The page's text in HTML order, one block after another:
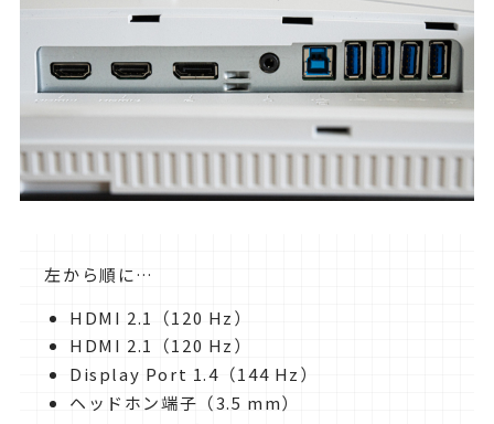
左から順に…
HDMI 2.1（120 Hz）
HDMI 2.1（120 Hz）
Display Port 1.4（144 Hz）
ヘッドホン端子（3.5 mm）